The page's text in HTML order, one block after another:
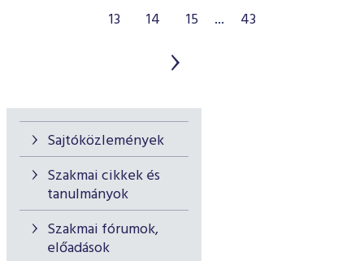
Sajtóközlemények
Szakmai cikkek és
tanulmányok
Szakmai fórumok,
előadások
13
14 15 ... 43